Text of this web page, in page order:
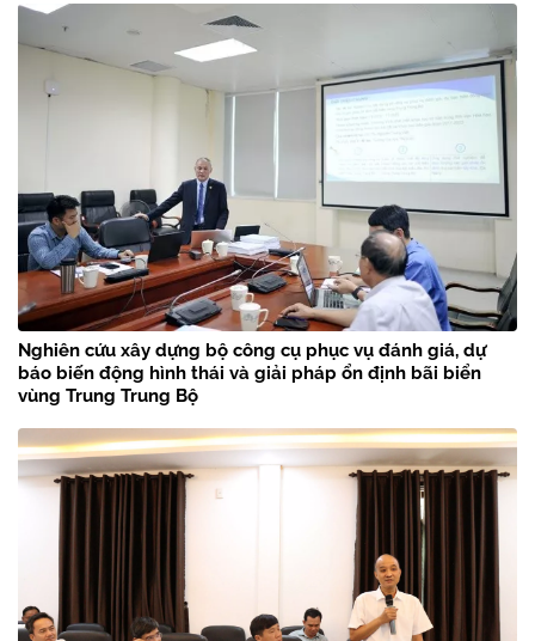
Nghiên cứu xây dựng bộ công cụ phục vụ đánh giá, dự
báo biến động hình thái và giải pháp ổn định bãi biển
vùng Trung Trung Bộ